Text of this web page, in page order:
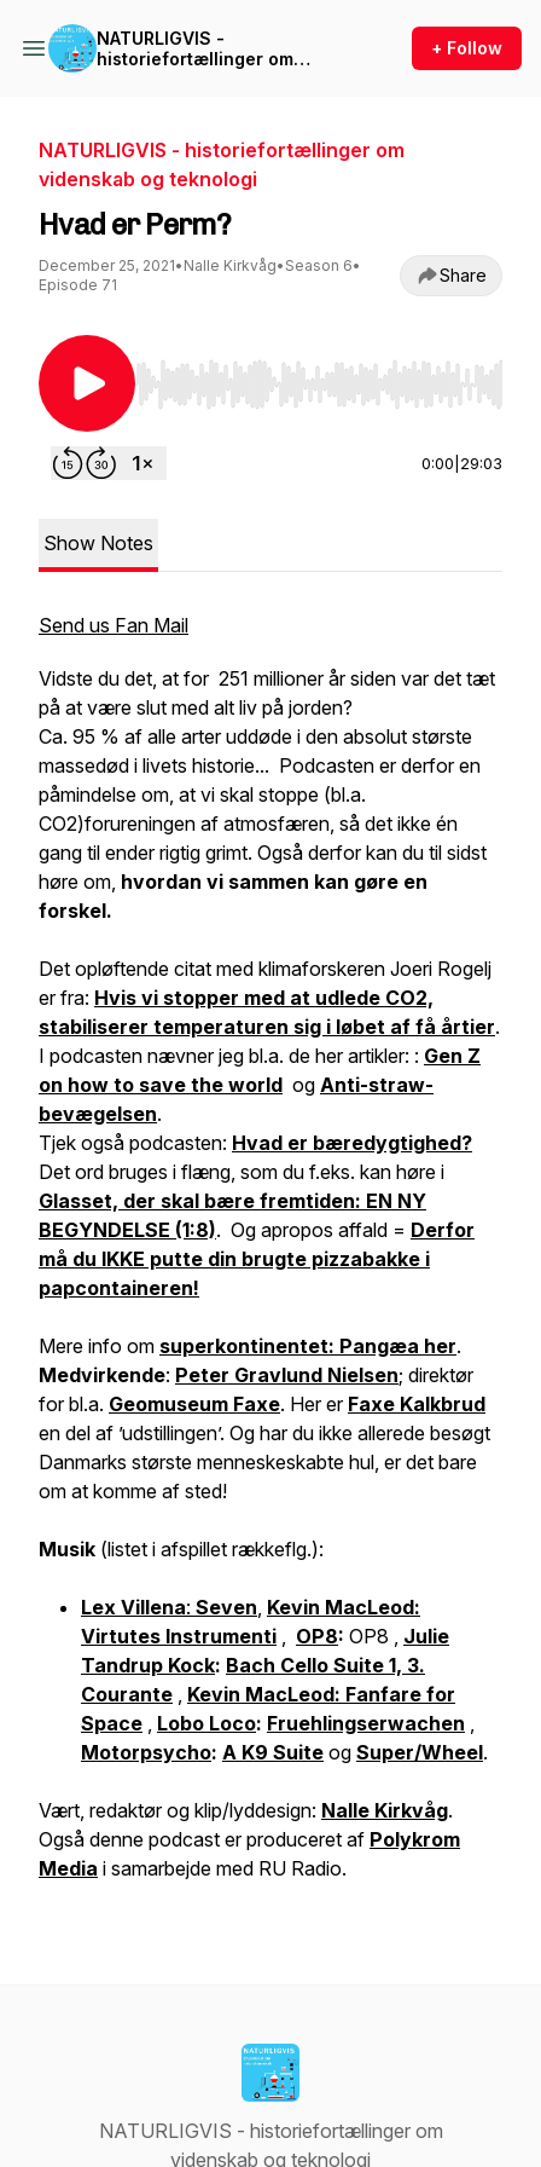
NATURLIGVIS -
historiefortællinger om
+ Follow
NATURLIGVIS - historiefortællinger om
videnskab og teknologi
Hvad er Perm?
December 25, 2021• Nalle Kirkvåg• Season 6•
Episode 71
Share
Use Left/Right to seek, Home/End to jump to
0:00 29:03
Show Notes
Send us Fan Mail
Vidste du det, at for 251 millioner år siden var det tæt
på at være slut med alt liv på jorden?
Ca. 95 % af alle arter uddøde i den absolut største
massedød i livets historie... Podcasten er derfor en
påmindelse om, at vi skal stoppe (bl.a.
CO2)forureningen af atmosfæren, så det ikke én
gang til ender rigtig grimt. Også derfor kan du til sidst
høre om, hvordan vi sammen kan gøre en
forskel.
Det opløftende citat med klimaforskeren Joeri Rogelj
er fra: Hvis vi stopper med at udlede CO2,
stabiliserer temperaturen sig i løbet af få årtier.
I podcasten nævner jeg bl.a. de her artikler: : Gen Z
on how to save the world og Anti-straw-
bevægelsen.
Tjek også podcasten: Hvad er bæredygtighed?
Det ord bruges i flæng, som du f.eks. kan høre i
Glasset, der skal bære fremtiden: EN NY
BEGYNDELSE (1:8). Og apropos affald = Derfor
må du IKKE putte din brugte pizzabakke i
papcontaineren!
Mere info om superkontinentet: Pangæa her.
Medvirkende: Peter Gravlund Nielsen; direktør
for bl.a. Geomuseum Faxe. Her er Faxe Kalkbrud
en del af ’udstillingen’. Og har du ikke allerede besøgt
Danmarks største menneskeskabte hul, er det bare
om at komme af sted!
Musik (listet i afspillet rækkeflg.):
Lex Villena: Seven, Kevin MacLeod:
Virtutes Instrumenti , OP8: OP8 , Julie
Tandrup Kock: Bach Cello Suite 1, 3.
Courante , Kevin MacLeod: Fanfare for
Space , Lobo Loco: Fruehlingserwachen ,
Motorpsycho: A K9 Suite og Super/Wheel.
Vært, redaktør og klip/lyddesign: Nalle Kirkvåg.
Også denne podcast er produceret af Polykrom
Media i samarbejde med RU Radio.
NATURLIGVIS - historiefortællinger om
videnskab og teknologi